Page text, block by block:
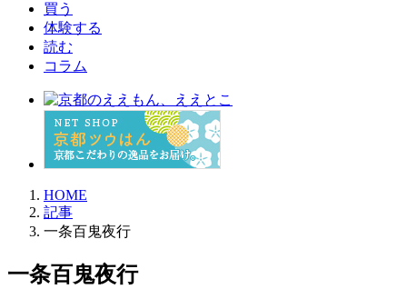
買う
体験する
読む
コラム
HOME
記事
一条百鬼夜行
一条百鬼夜行